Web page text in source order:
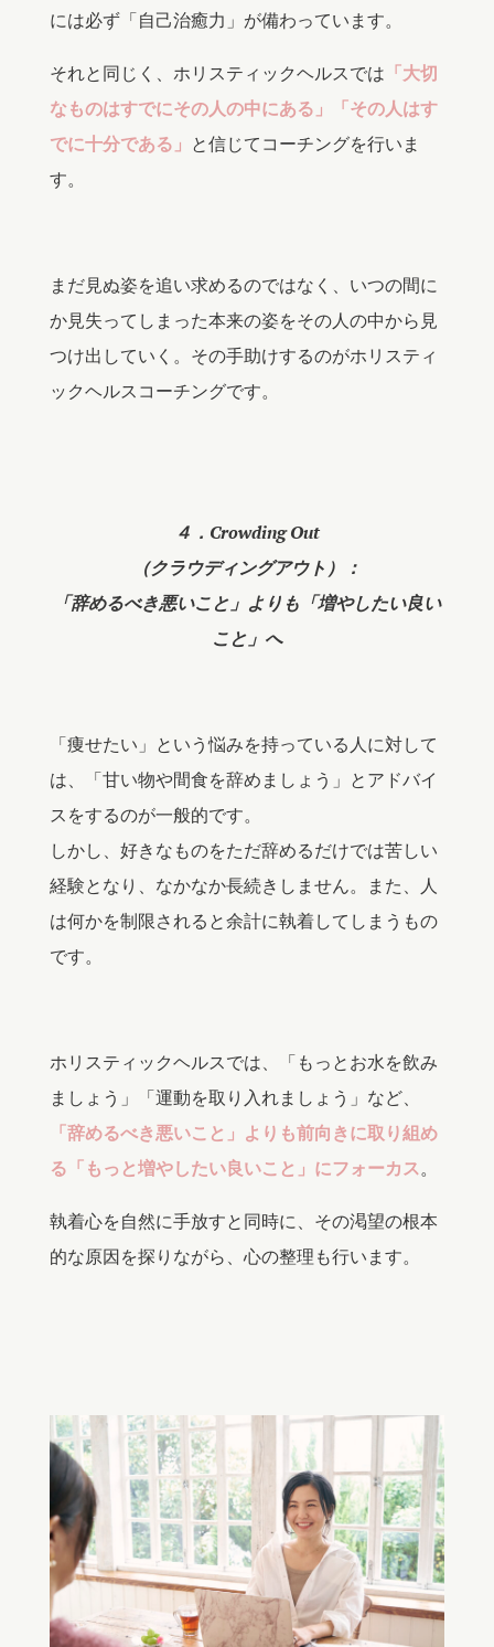
には必ず「自己治癒力」が備わっています。
それと同じく、ホリスティックヘルスでは 「大切
なものはすでにその人の中にある」「その人はす
でに十分である」 と信じてコーチングを行いま
す。
まだ見ぬ姿を追い求めるのではなく、いつの間に
か見失ってしまった本来の姿をその人の中から見
つけ出していく。その手助けするのがホリスティ
ックヘルスコーチングです。
４．Crowding Out
（クラウディングアウト）：
「辞めるべき悪いこと」よりも「増やしたい良い
こと」へ
「痩せたい」という悩みを持っている人に対して
は、「甘い物や間食を辞めましょう」とアドバイ
スをするのが一般的です。
しかし、好きなものをただ辞めるだけでは苦しい
経験となり、なかなか長続きしません。また、人
は何かを制限されると余計に執着してしまうもの
です。
ホリスティックヘルスでは、「もっとお水を飲み
ましょう」「運動を取り入れましょう」など、
「辞めるべき悪いこと」よりも前向きに取り組め
る「もっと増やしたい良いこと」にフォーカス。
執着心を自然に手放すと同時に、その渇望の根本
的な原因を探りながら、心の整理も行います。